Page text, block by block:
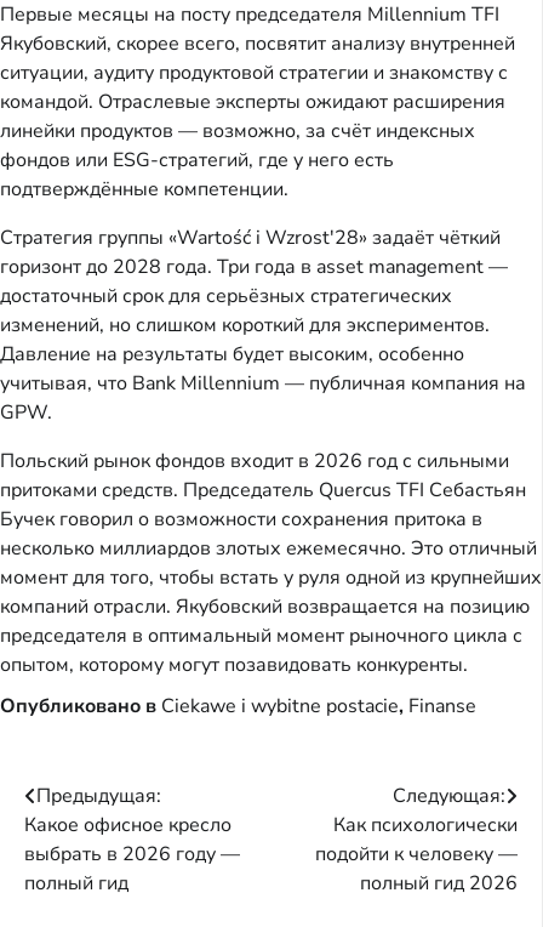
Первые месяцы на посту председателя Millennium TFI
Якубовский, скорее всего, посвятит анализу внутренней
ситуации, аудиту продуктовой стратегии и знакомству с
командой. Отраслевые эксперты ожидают расширения
линейки продуктов — возможно, за счёт индексных
фондов или ESG-стратегий, где у него есть
подтверждённые компетенции.
Стратегия группы «Wartość i Wzrost'28» задаёт чёткий
горизонт до 2028 года. Три года в asset management —
достаточный срок для серьёзных стратегических
изменений, но слишком короткий для экспериментов.
Давление на результаты будет высоким, особенно
учитывая, что Bank Millennium — публичная компания на
GPW.
Польский рынок фондов входит в 2026 год с сильными
притоками средств. Председатель Quercus TFI Себастьян
Бучек говорил о возможности сохранения притока в
несколько миллиардов злотых ежемесячно. Это отличный
момент для того, чтобы встать у руля одной из крупнейших
компаний отрасли. Якубовский возвращается на позицию
председателя в оптимальный момент рыночного цикла с
опытом, которому могут позавидовать конкуренты.
Опубликовано в Ciekawe i wybitne postacie, Finanse
Навигация
по
записям
Предыдущая:
Какое офисное кресло
выбрать в 2026 году —
полный гид
Следующая:
Как психологически
подойти к человеку —
полный гид 2026